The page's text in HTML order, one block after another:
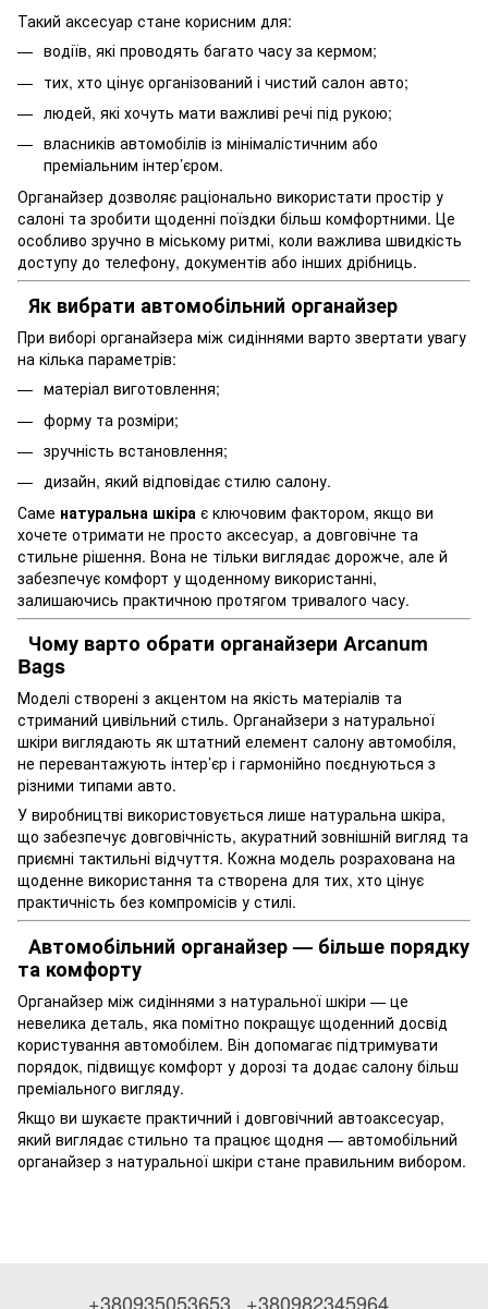
Такий аксесуар стане корисним для:
водіїв, які проводять багато часу за кермом;
тих, хто цінує організований і чистий салон авто;
людей, які хочуть мати важливі речі під рукою;
власників автомобілів із мінімалістичним або
преміальним інтер’єром.
Органайзер дозволяє раціонально використати простір у
салоні та зробити щоденні поїздки більш комфортними. Це
особливо зручно в міському ритмі, коли важлива швидкість
доступу до телефону, документів або інших дрібниць.
Як вибрати автомобільний органайзер
При виборі органайзера між сидіннями варто звертати увагу
на кілька параметрів:
матеріал виготовлення;
форму та розміри;
зручність встановлення;
дизайн, який відповідає стилю салону.
Саме натуральна шкіра є ключовим фактором, якщо ви
хочете отримати не просто аксесуар, а довговічне та
стильне рішення. Вона не тільки виглядає дорожче, але й
забезпечує комфорт у щоденному використанні,
залишаючись практичною протягом тривалого часу.
Чому варто обрати органайзери Arcanum
Bags
Моделі створені з акцентом на якість матеріалів та
стриманий цивільний стиль. Органайзери з натуральної
шкіри виглядають як штатний елемент салону автомобіля,
не перевантажують інтер’єр і гармонійно поєднуються з
різними типами авто.
У виробництві використовується лише натуральна шкіра,
що забезпечує довговічність, акуратний зовнішній вигляд та
приємні тактильні відчуття. Кожна модель розрахована на
щоденне використання та створена для тих, хто цінує
практичність без компромісів у стилі.
Автомобільний органайзер — більше порядку
та комфорту
Органайзер між сидіннями з натуральної шкіри — це
невелика деталь, яка помітно покращує щоденний досвід
користування автомобілем. Він допомагає підтримувати
порядок, підвищує комфорт у дорозі та додає салону більш
преміального вигляду.
Якщо ви шукаєте практичний і довговічний автоаксесуар,
який виглядає стильно та працює щодня — автомобільний
органайзер з натуральної шкіри стане правильним вибором.
+380935053653 +380982345964